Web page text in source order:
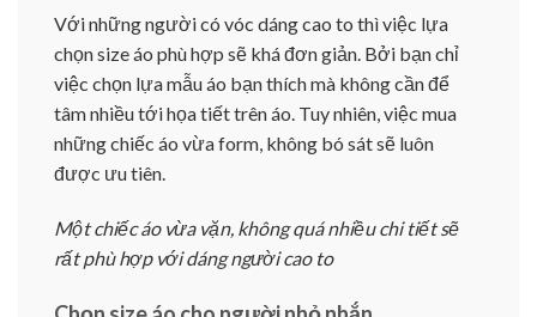
Với những người có vóc dáng cao to thì việc lựa
chọn size áo phù hợp sẽ khá đơn giản. Bởi bạn chỉ
việc chọn lựa mẫu áo bạn thích mà không cần để
tâm nhiều tới họa tiết trên áo. Tuy nhiên, việc mua
những chiếc áo vừa form, không bó sát sẽ luôn
được ưu tiên.
Một chiếc áo vừa vặn, không quá nhiều chi tiết sẽ
rất phù hợp với dáng người cao to